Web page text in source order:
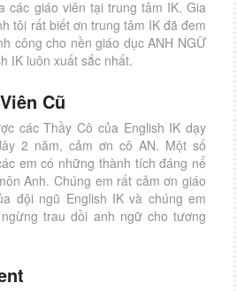
các giáo viên tại trung tâm IK. Gia
tôi rất biết ơn trung tâm IK đã đem
công cho nền giáo dục ANH NGỮ
IK luôn xuất sắc nhất.
Cũ
các Thầy Cô của English IK dạy
2 năm, cảm ơn cô AN. Một số
em có những thành tích đáng nể
Anh. Chúng em rất cảm ơn giáo
đội ngũ English IK và chúng em
trau dồi anh ngữ cho tương